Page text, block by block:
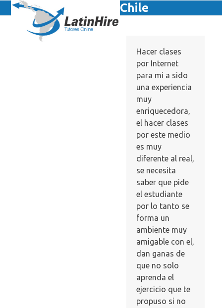
Skip
to
content
Open
mobile
Close
mobile
Chile
Hacer clases
por Internet
para mi a sido
una experiencia
muy
enriquecedora,
el hacer clases
por este medio
es muy
diferente al real,
se necesita
saber que pide
el estudiante
por lo tanto se
forma un
ambiente muy
amigable con el,
dan ganas de
que no solo
aprenda el
ejercicio que te
propuso si no